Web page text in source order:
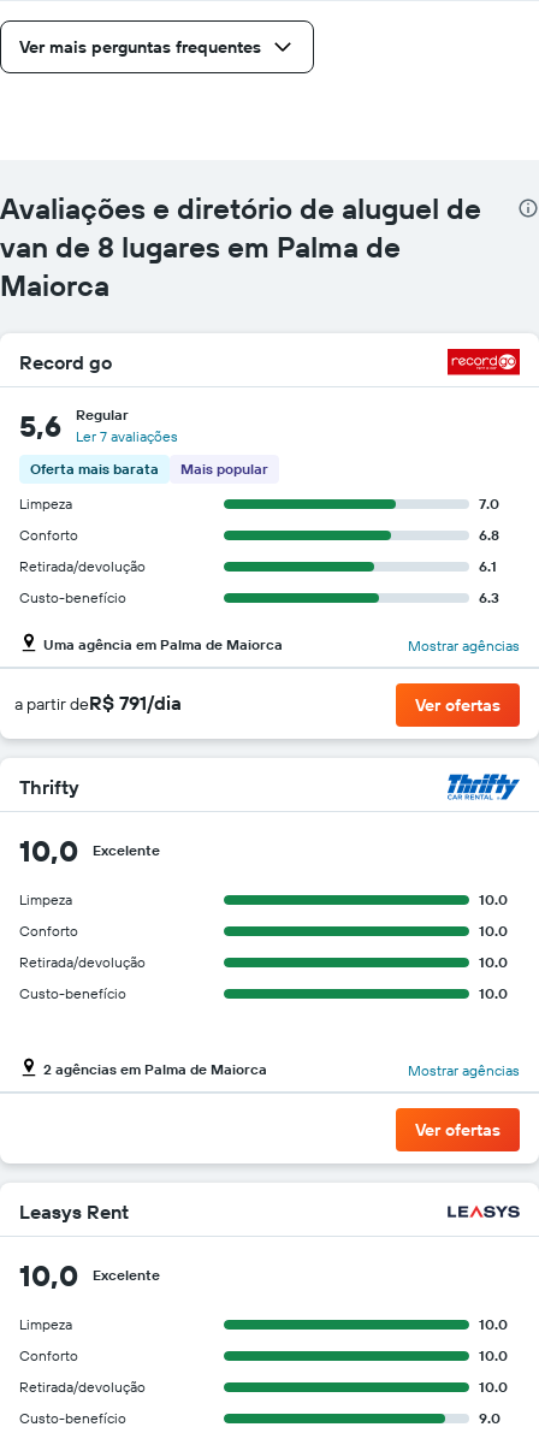
fornecidas
Ver mais perguntas frequentes
Avaliações e diretório de aluguel de
van de 8 lugares em Palma de
Maiorca
Record go
5,6
Regular
Ler 7 avaliações
Oferta mais barata
Mais popular
Limpeza
7.0
Conforto
6.8
Retirada/devolução
6.1
Custo-benefício
6.3
Uma agência em Palma de Maiorca Mostrar agências
a partir deR$ 791/dia Ver ofertas
Thrifty
10,0 Excelente
Limpeza
10.0
Conforto
10.0
Retirada/devolução
10.0
Custo-benefício
10.0
2 agências em Palma de Maiorca Mostrar agências
Ver ofertas
Leasys Rent
10,0 Excelente
Limpeza
10.0
Conforto
10.0
Retirada/devolução
10.0
Custo-benefício
9.0